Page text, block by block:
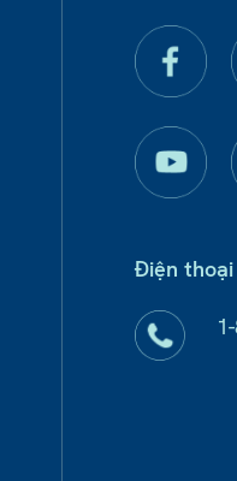
Điện thoại